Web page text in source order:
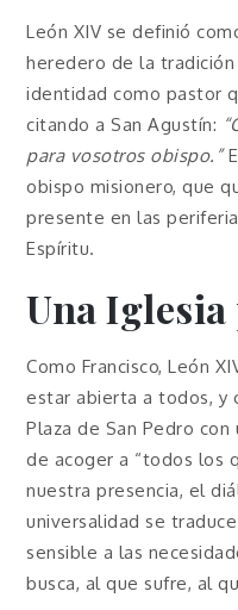
León XIV se definió
heredero de la tradición
identidad como pastor
citando a San Agustín:
para vosotros obispo.”
obispo misionero, que
presente en las
Espíritu.
Una
Como Francisco, León
estar abierta a todos, y
Plaza de San Pedro
de acoger a “todos los
nuestra presencia, el
universalidad se
sensible a las
busca, al que sufre, al